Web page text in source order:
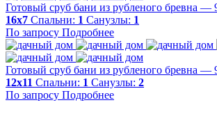
Готовый сруб бани из рубленого бревна —
16х7 Спальни: 1 Санузлы: 1
По запросу Подробнее
Готовый сруб бани из рубленого бревна —
12х11 Спальни: 1 Санузлы: 2
По запросу Подробнее